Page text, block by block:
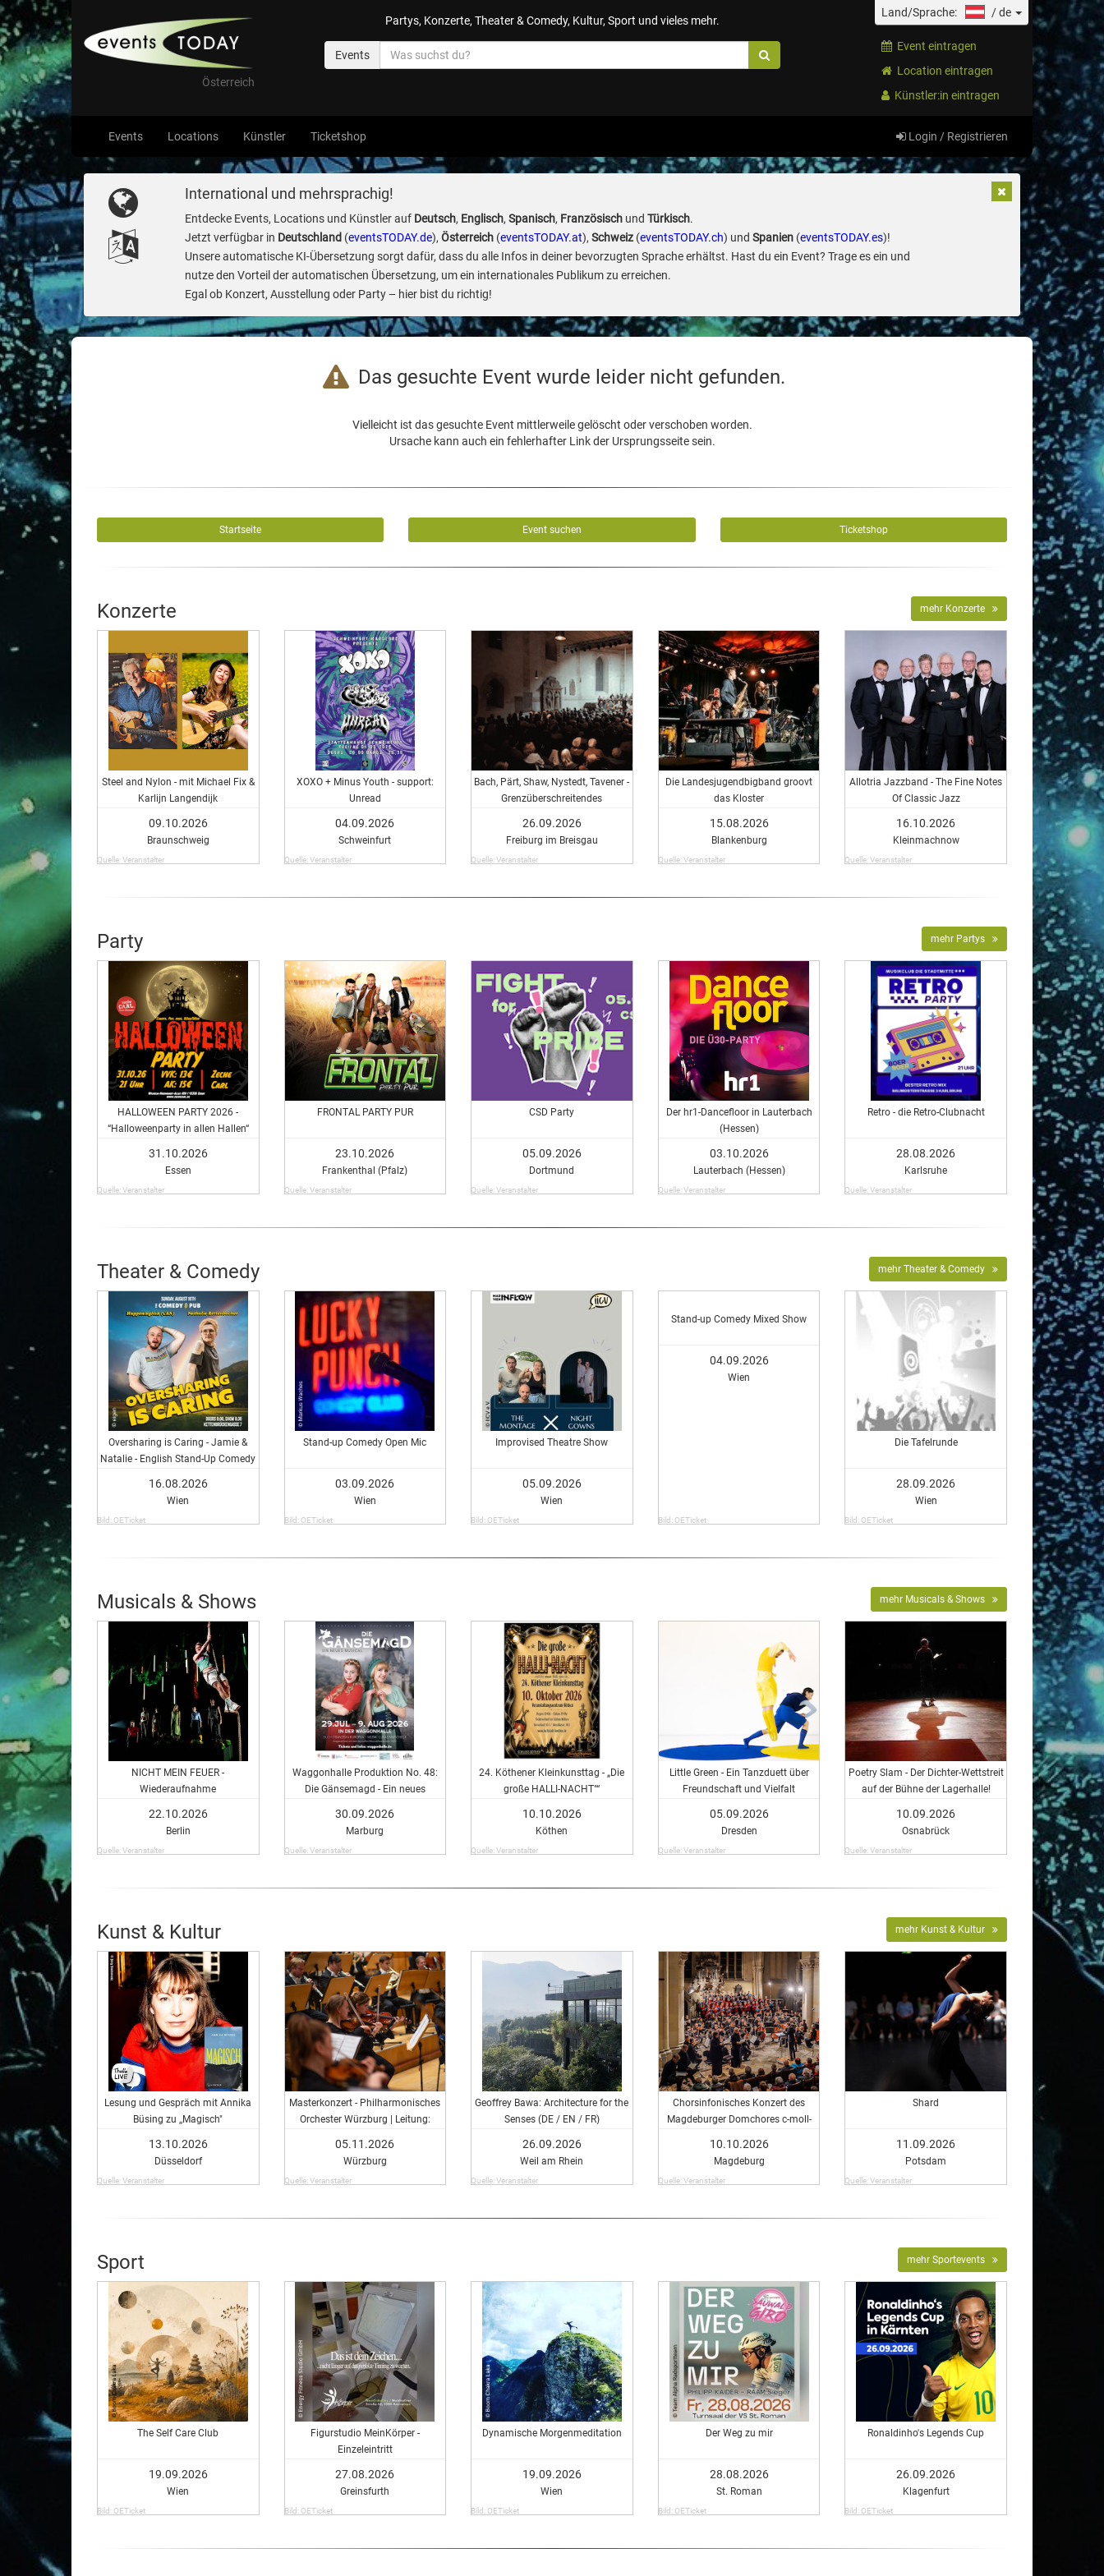
Österreich
Partys, Konzerte, Theater & Comedy, Kultur, Sport und vieles mehr.
Events
Land/Sprache: /de
Event eintragen
Location eintragen
Künstler:in eintragen
Events Locations Künstler Ticketshop Login / Registrieren
International und mehrsprachig!
Entdecke Events, Locations und Künstler auf Deutsch, Englisch, Spanisch, Französischund Türkisch.
Jetzt verfügbar in Deutschland (eventsTODAY.de), Österreich(eventsTODAY.at), Schweiz(eventsTODAY.ch) und Spanien(eventsTODAY.es)!
Unsere automatische KI-Übersetzung sorgt dafür, dass du alle Infos in deiner bevorzugten Sprache erhältst. Hast du ein Event? Trage es ein und
nutze den Vorteil der automatischen Übersetzung, um ein internationales Publikum zu erreichen.
Egal ob Konzert, Ausstellung oder Party – hier bist du richtig!
Das gesuchte Event wurde leider nicht gefunden.
Vielleicht ist das gesuchte Event mittlerweile gelöscht oder verschoben worden.
Ursache kann auch ein fehlerhafter Link der Ursprungsseite sein.
Startseite Event suchen Ticketshop
Konzerte mehr Konzerte
Steel and Nylon - mit Michael Fix &
Karlijn Langendijk
09.10.2026
Braunschweig
Quelle: Veranstalter
XOXO + Minus Youth - support:
Unread
04.09.2026
Schweinfurt
Quelle: Veranstalter
Bach, Pärt, Shaw, Nystedt, Tavener -
Grenzüberschreitendes
26.09.2026
Freiburg im Breisgau
Quelle: Veranstalter
Die Landesjugendbigband groovt
das Kloster
15.08.2026
Blankenburg
Quelle: Veranstalter
Allotria Jazzband - The Fine Notes
Of Classic Jazz
16.10.2026
Kleinmachnow
Quelle: Veranstalter
Party mehr Partys
HALLOWEEN PARTY 2026 -
“Halloweenparty in allen Hallen“
31.10.2026
Essen
Quelle: Veranstalter
FRONTAL PARTY PUR
23.10.2026
Frankenthal (Pfalz)
Quelle: Veranstalter
CSD Party
05.09.2026
Dortmund
Quelle: Veranstalter
Der hr1-Dancefloor in Lauterbach
(Hessen)
03.10.2026
Lauterbach (Hessen)
Quelle: Veranstalter
Retro - die Retro-Clubnacht
28.08.2026
Karlsruhe
Quelle: Veranstalter
Theater & Comedy mehr Theater & Comedy
Oversharing is Caring - Jamie &
Natalie - English Stand-Up Comedy
16.08.2026
Wien
Bild: OETicket
Stand-up Comedy Open Mic
03.09.2026
Wien
Bild: OETicket
Improvised Theatre Show
05.09.2026
Wien
Bild: OETicket
Stand-up Comedy Mixed Show
04.09.2026
Wien
Bild: OETicket
Die Tafelrunde
28.09.2026
Wien
Bild: OETicket
Musicals & Shows mehr Musicals & Shows
NICHT MEIN FEUER -
Wiederaufnahme
22.10.2026
Berlin
Quelle: Veranstalter
Waggonhalle Produktion No. 48:
Die Gänsemagd - Ein neues
30.09.2026
Marburg
Quelle: Veranstalter
24. Köthener Kleinkunsttag - „Die
große HALLI-NACHT"“
10.10.2026
Köthen
Quelle: Veranstalter
Little Green - Ein Tanzduett über
Freundschaft und Vielfalt
05.09.2026
Dresden
Quelle: Veranstalter
Poetry Slam - Der Dichter-Wettstreit
auf der Bühne der Lagerhalle!
10.09.2026
Osnabrück
Quelle: Veranstalter
Kunst & Kultur mehr Kunst & Kultur
Lesung und Gespräch mit Annika
Büsing zu ,,Magisch"
13.10.2026
Düsseldorf
Quelle: Veranstalter
Masterkonzert - Philharmonisches
Orchester Würzburg | Leitung:
05.11.2026
Würzburg
Quelle: Veranstalter
Geoffrey Bawa: Architecture for the
Senses (DE / EN / FR)
26.09.2026
Weil am Rhein
Quelle: Veranstalter
Chorsinfonisches Konzert des
Magdeburger Domchores c-moll-
des Magdeburger Domchores c-
Moll Messe
10.10.2026
Magdeburg
Quelle: Veranstalter
Shard
11.09.2026
Potsdam
Quelle: Veranstalter
Sport mehr Sportevents
The Self Care Club
19.09.2026
Wien
Bild: OETicket
Figurstudio MeinKörper -
Einzeleintritt
27.08.2026
Greinsfurth
Bild: OETicket
Dynamische Morgenmeditation
19.09.2026
Wien
Bild: OETicket
Der Weg zu mir
28.08.2026
St. Roman
Bild: OETicket
Ronaldinho's Legends Cup
26.09.2026
Klagenfurt
Bild: OETicket